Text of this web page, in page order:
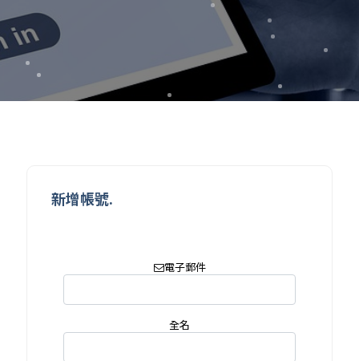
新增帳號.
電子郵件
全名